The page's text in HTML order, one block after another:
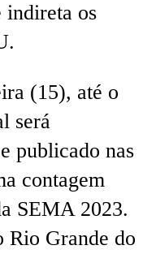
indireta os
(15), até o
será
publicado nas
contagem
SEMA 2023.
Rio Grande do